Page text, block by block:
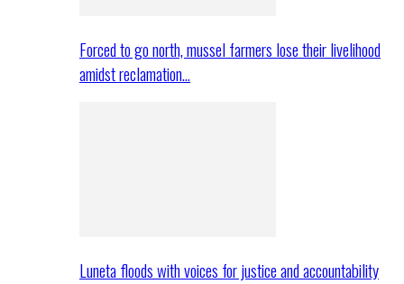
Forced to go north, mussel farmers lose their livelihood
amidst reclamation…
Luneta floods with voices for justice and accountability